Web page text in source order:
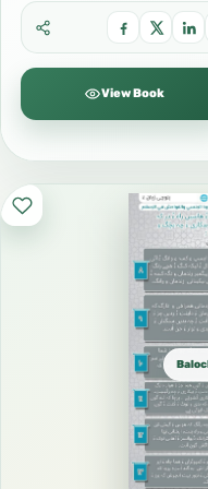
من المحرمات.
مہ گوش اِیں بلے اے
الاعتداء.
ردی پیش آیگ بہ بیت ءُ
هو تميز المسلم
عن غيره.
اے نہ اِنت کہ آیانی
یک فرقءُ دیگری ءُ
ءُ عقیدہءُ نشانیانی
View Book